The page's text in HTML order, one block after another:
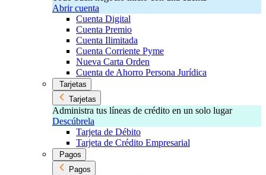
Abrir cuenta
Cuenta Digital
Cuenta Premio
Cuenta Ilimitada
Cuenta Corriente Pyme
Nueva Carta Orden
Cuenta de Ahorro Persona Jurídica
Tarjetas
Tarjetas
Administra tus líneas de crédito en un solo lugar
Descúbrela
Tarjeta de Débito
Tarjeta de Crédito Empresarial
Pagos
Pagos